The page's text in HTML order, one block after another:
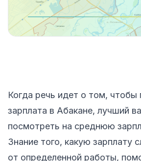
Когда речь идет о том, чтобы
зарплата в Абакане, лучший
посмотреть на среднюю
Знание того, какую зарплату
от определенной работы,